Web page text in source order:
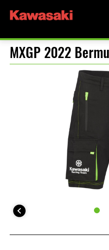
MXGP 2022